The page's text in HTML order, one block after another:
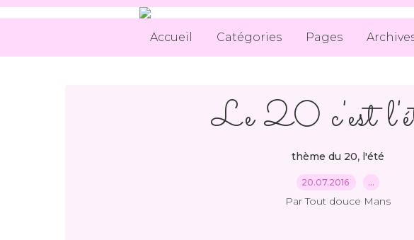
Accueil Catégories Pages
Le 20 c'est
thème du 20, l'été
20.07.2016 …
Par Tout douce Mans